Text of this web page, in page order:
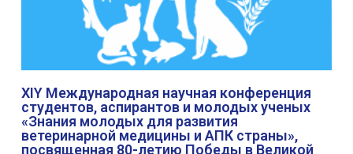
XIY Международная научная конференция
студентов, аспирантов и молодых ученых
«Знания молодых для развития
ветеринарной медицины и АПК страны»,
посвященная 80-летию Победы в Великой